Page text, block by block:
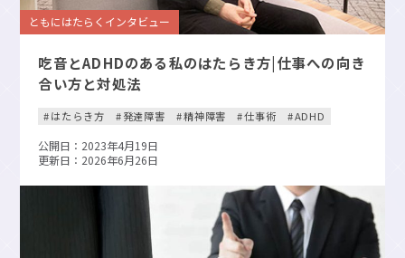
ともにはたらくインタビュー
吃音とADHDのある私のはたらき方|仕事への向き
合い方と対処法
はたらき方 発達障害 精神障害 仕事術 ADHD
公開日：2023年4月19日
更新日：2026年6月26日